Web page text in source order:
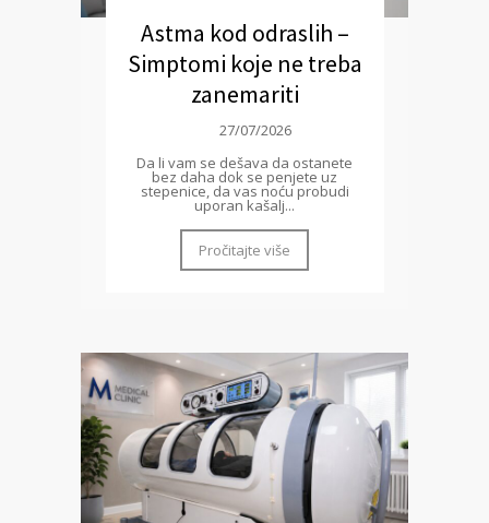
Astma kod odraslih –
Simptomi koje ne treba
zanemariti
27/07/2026
Da li vam se dešava da ostanete
bez daha dok se penjete uz
stepenice, da vas noću probudi
uporan kašalj...
Pročitajte više